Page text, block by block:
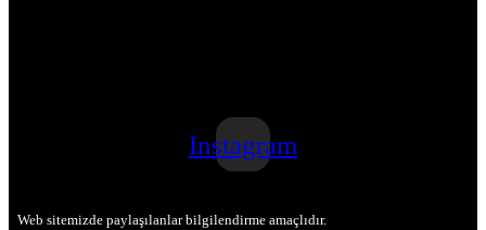
Instagram
Web sitemizde paylaşılanlar bilgilendirme amaçlıdır.